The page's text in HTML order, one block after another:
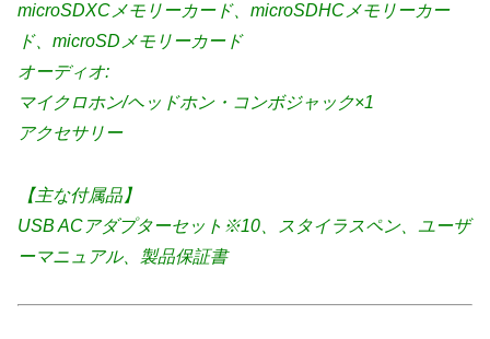
microSDXCメモリーカード、microSDHCメモリーカー
ド、microSDメモリーカード
オーディオ:
マイクロホン/ヘッドホン・コンボジャック×1
アクセサリー
【主な付属品】
USB ACアダプターセット※10、スタイラスペン、ユーザ
ーマニュアル、製品保証書